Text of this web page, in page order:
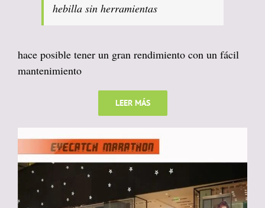
hebilla sin herramientas
hace posible tener un gran rendimiento con un fácil
mantenimiento
LEER MÁS